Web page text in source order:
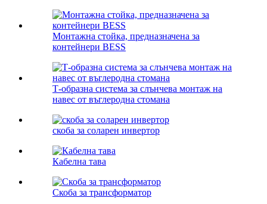
Монтажна стойка, предназначена за
контейнери BESS
Т-образна система за слънчева монтаж на
навес от въглеродна стомана
скоба за соларен инвертор
Кабелна тава
Скоба за трансформатор